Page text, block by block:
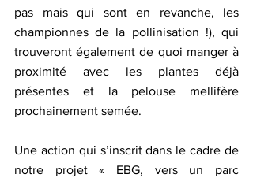
pas mais qui sont en revanche, les
championnes de la pollinisation !), qui
trouveront également de quoi manger à
proximité avec les plantes déjà
présentes et la pelouse mellifère
prochainement semée.
Une action qui s’inscrit dans le cadre de
notre projet « EBG, vers un parc